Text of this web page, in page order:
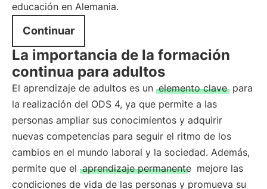
educación en Alemania.
Continuar
La importancia de la formación
continua para adultos
El aprendizaje de adultos es un elemento clave para
la realización del ODS 4, ya que permite a las
personas ampliar sus conocimientos y adquirir
nuevas competencias para seguir el ritmo de los
cambios en el mundo laboral y la sociedad. Además,
permite que el aprendizaje permanente mejore las
condiciones de vida de las personas y promueva su